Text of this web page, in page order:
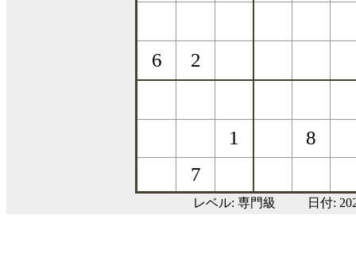
レベル: 専門級 日付: